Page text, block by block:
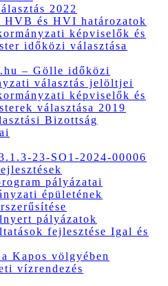
2022
HVB és HVI határozatok
képviselők és
időközi választása
– Gölle időközi
választás jelöltjei
képviselők és
választása 2019
Bizottság
23-SO1-2024-00006
pályázatai
épületének
pályázatok
fejlesztése Igal és
Kapos völgyében
vízrendezés